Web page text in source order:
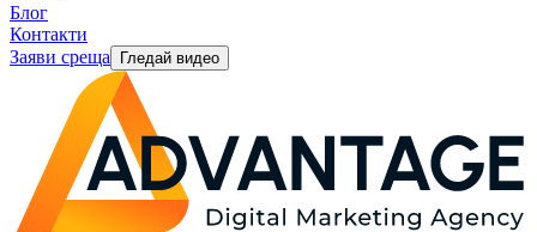
Блог
Контакти
Заяви среща
Гледай видео